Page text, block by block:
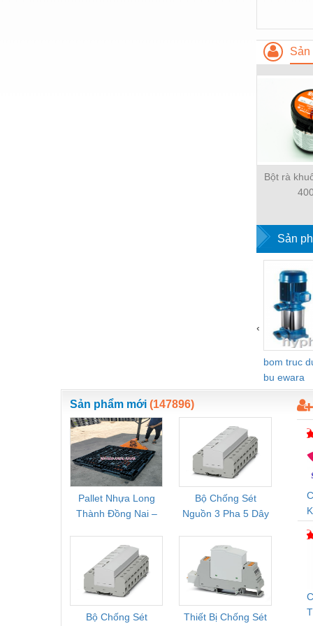
Sản
Bột rà
Sản
bom truc
bu ewara
‹
Sản phẩm mới (147896)
Pallet Nhựa Long
Thành Đồng Nai –
Mới, Pallet Cũ Giá
Tốt
Bộ Chống Sét
Nguồn 3 Pha 5 Dây
FLT-SEC-P-T1-3S-
264/50-FM -
2909589
Bộ Chống Sét Thiết Bị Chống Sét
Rơ
Bộ